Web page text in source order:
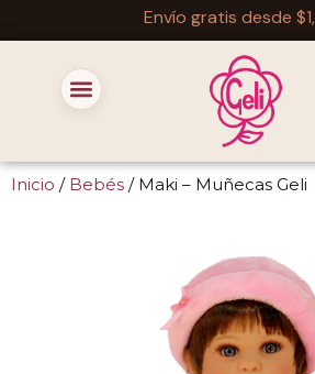
Envío gratis desde
Inicio / Bebés / Maki – Muñecas Geli